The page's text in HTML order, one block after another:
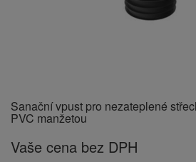
Sanační vpust pro nezateplené
PVC manžetou
Vaše cena bez DPH